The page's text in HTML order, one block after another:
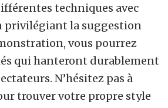
techniques avec
privilégiant la suggestion
vous pourrez
qui hanteront durablement
N’hésitez pas à
trouver votre propre style